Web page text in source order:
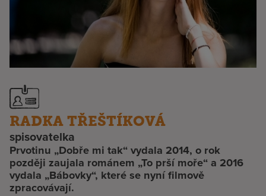
RADKA TŘEŠTÍKOVÁ
spisovatelka
Prvotinu „Dobře mi tak“ vydala 2014, o rok
později zaujala románem „To prší moře“ a 2016
vydala „Bábovky“, které se nyní filmově
zpracovávají.